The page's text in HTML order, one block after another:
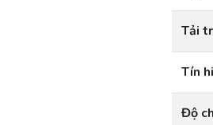
Tải
Tín
Độ